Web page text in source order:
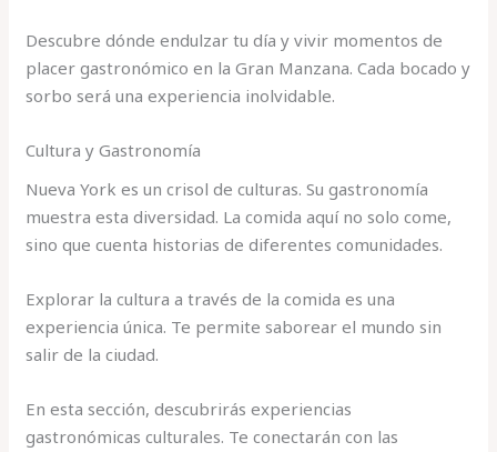
Descubre dónde endulzar tu día y vivir momentos de
placer gastronómico en la Gran Manzana. Cada bocado y
sorbo será una experiencia inolvidable.
Cultura y Gastronomía
Nueva York es un crisol de culturas. Su gastronomía
muestra esta diversidad. La comida aquí no solo come,
sino que cuenta historias de diferentes comunidades.
Explorar la cultura a través de la comida es una
experiencia única. Te permite saborear el mundo sin
salir de la ciudad.
En esta sección, descubrirás experiencias
gastronómicas culturales. Te conectarán con las